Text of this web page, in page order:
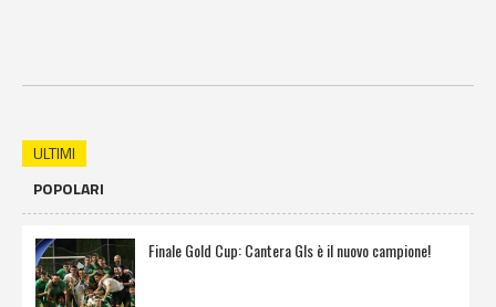
ULTIMI
POPOLARI
Finale Gold Cup: Cantera Gls è il nuovo campione!